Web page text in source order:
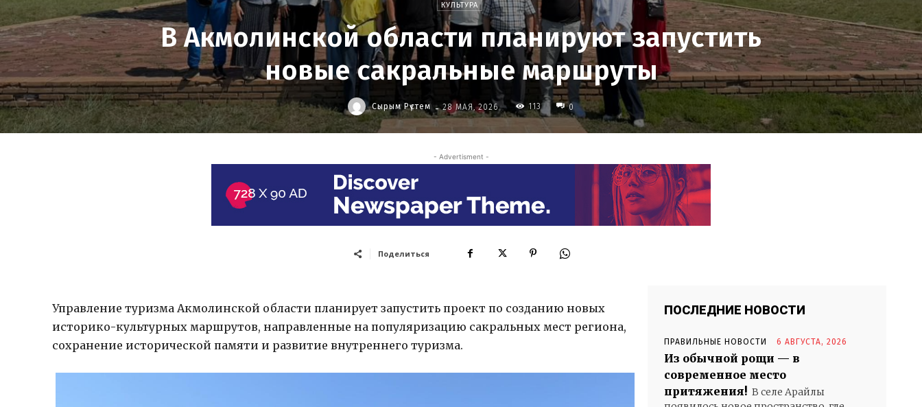
КУЛЬТУРА
В Акмолинской области планируют запустить
новые сакральные маршруты
Сырым Рүстем - 28 МАЯ, 2026 113 0
- Advertisment -
Поделиться
Управление туризма Акмолинской области планирует запустить проект по созданию новых
историко-культурных маршрутов, направленные на популяризацию сакральных мест региона,
сохранение исторической памяти и развитие внутреннего туризма.
ПОСЛЕДНИЕ НОВОСТИ
ПРАВИЛЬНЫЕ НОВОСТИ 6 АВГУСТА, 2026
Из обычной рощи — в
современное место
притяжения! В селе Арайлы